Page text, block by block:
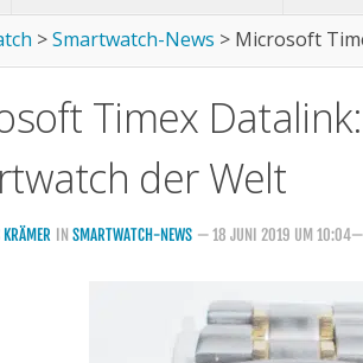
>Smartwatch-News > Microsoft
Timex
der Welt
IN SMARTWATCH-NEWS — 18 JUNI 2019 UM 10:04—